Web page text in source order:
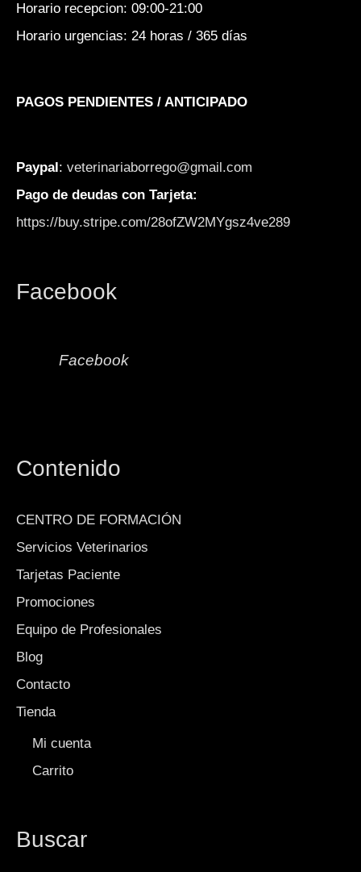
Horario recepcion: 09:00-21:00
Horario urgencias: 24 horas / 365 días
PAGOS PENDIENTES / ANTICIPADO
Paypal : veterinariaborrego@gmail.com
Pago de deudas con Tarjeta:
https://buy.stripe.com/28ofZW2MYgsz4ve289
Facebook
Facebook
Contenido
CENTRO DE FORMACIÓN
Servicios Veterinarios
Tarjetas Paciente
Promociones
Equipo de Profesionales
Blog
Contacto
Tienda
Mi cuenta
Carrito
Buscar